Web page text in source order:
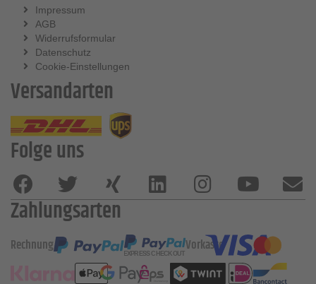
Impressum
AGB
Widerrufsformular
Datenschutz
Cookie-Einstellungen
Versandarten
Folge uns
Zahlungsarten
Rechnung Vorkasse